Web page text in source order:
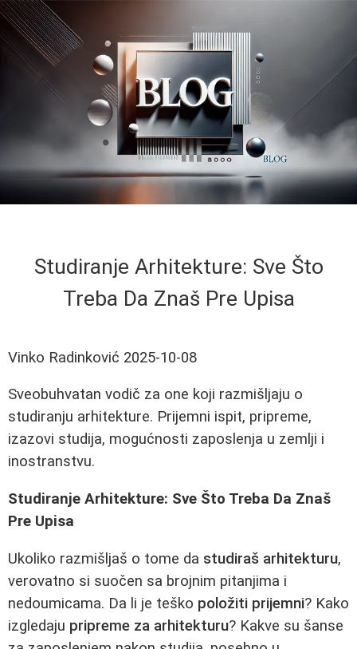
Studiranje Arhitekture: Sve Što
Treba Da Znaš Pre Upisa
Vinko Radinković 2025-10-08
Sveobuhvatan vodič za one koji razmišljaju o
studiranju arhitekture. Prijemni ispit, pripreme,
izazovi studija, mogućnosti zaposlenja u zemlji i
inostranstvu.
Studiranje Arhitekture: Sve Što Treba Da Znaš
Pre Upisa
Ukoliko razmišljaš o tome da studiraš arhitekturu,
verovatno si suočen sa brojnim pitanjima i
nedoumicama. Da li je teško položiti prijemni? Kako
izgledaju pripreme za arhitekturu? Kakve su šanse